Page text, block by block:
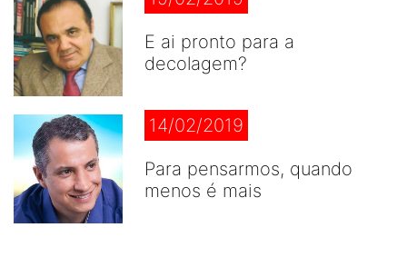
E ai pronto para a
decolagem?
14/02/2019
Para pensarmos, quando
menos é mais